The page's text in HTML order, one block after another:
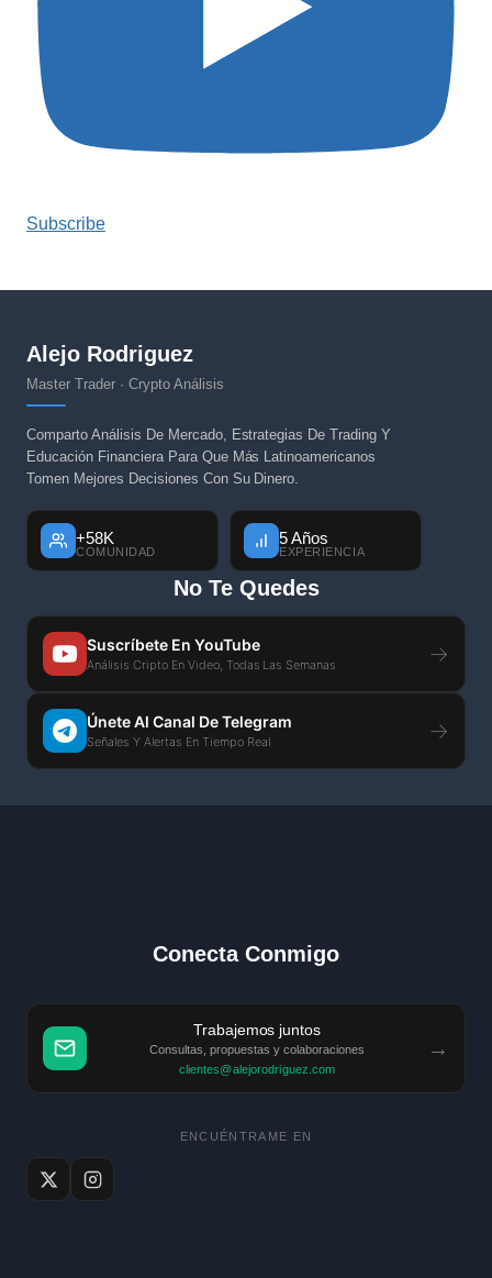
Subscribe
Alejo Rodriguez
Master Trader · Crypto Análisis
Comparto Análisis De Mercado, Estrategias De Trading Y
Educación Financiera Para Que Más Latinoamericanos
Tomen Mejores Decisiones Con Su Dinero.
+58K
COMUNIDAD
5 Años
EXPERIENCIA
No Te Quedes
Suscríbete En YouTube
Análisis Cripto En Video, Todas Las Semanas →
Únete Al Canal De Telegram
Señales Y Alertas En Tiempo Real →
Conecta Conmigo
Trabajemos juntos
Consultas, propuestas y colaboraciones
clientes@alejorodriguez.com
→
ENCUÉNTRAME EN